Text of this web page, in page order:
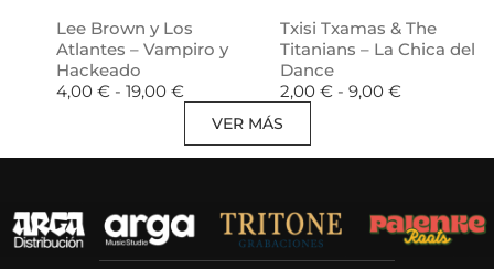
Lee Brown y Los
Atlantes – Vampiro y
Hackeado
4,00 € - 19,00 €
Txisi Txamas & The
Titanians – La Chica del
Dance
2,00 € - 9,00 €
VER MÁS